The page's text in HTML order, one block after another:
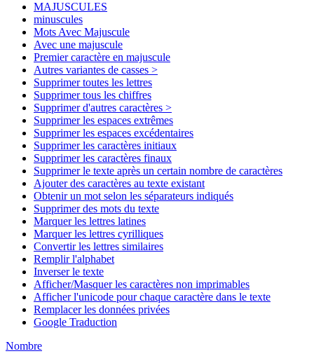
MAJUSCULES
minuscules
Mots Avec Majuscule
Avec une majuscule
Premier caractère en majuscule
Autres variantes de casses >
Supprimer toutes les lettres
Supprimer tous les chiffres
Supprimer d'autres caractères >
Supprimer les espaces extrêmes
Supprimer les espaces excédentaires
Supprimer les caractères initiaux
Supprimer les caractères finaux
Supprimer le texte après un certain nombre de caractères
Ajouter des caractères au texte existant
Obtenir un mot selon les séparateurs indiqués
Supprimer des mots du texte
Marquer les lettres latines
Marquer les lettres cyrilliques
Convertir les lettres similaires
Remplir l'alphabet
Inverser le texte
Afficher/Masquer les caractères non imprimables
Afficher l'unicode pour chaque caractère dans le texte
Remplacer les données privées
Google Traduction
Nombre